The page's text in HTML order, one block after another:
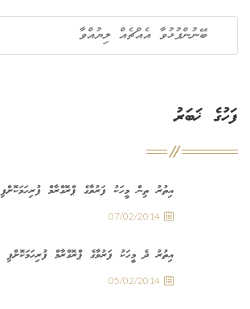
ފަހުގެ ޚަބަރު
އިތުރު ތިން މީހަކު ފަރުވާގެ ޕްރޮގްރާމް ފުރިހަމަކޮށްފި
07/02/2014
އިތުރު ދެ މީހަކު ފަރުވާގެ ޕްރޮގްރާމް ފުރިހަމަކޮށްފި
05/02/2014